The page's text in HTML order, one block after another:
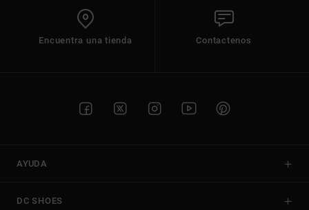
Encuentra una tienda Contactenos
AYUDA
DC SHOES